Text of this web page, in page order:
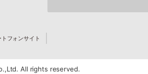
トフォンサイト
All rights reserved.